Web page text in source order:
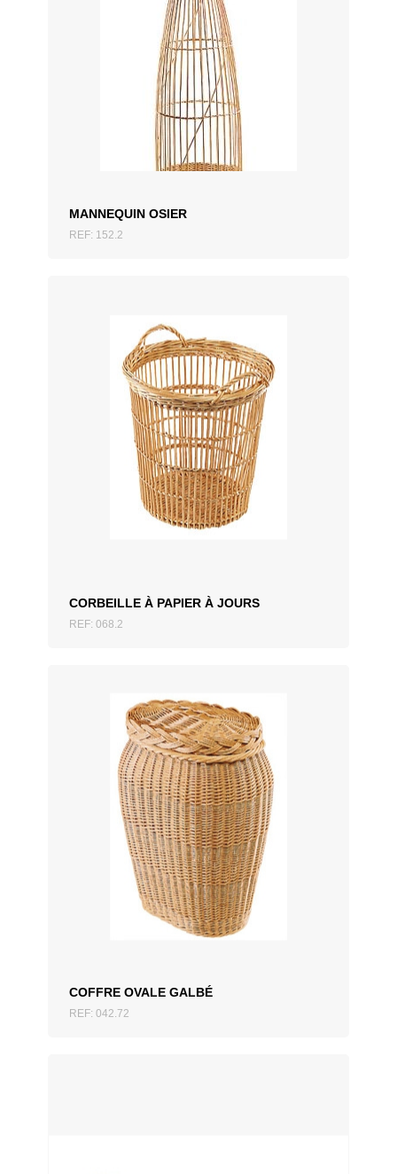
MANNEQUIN OSIER
REF: 152.2
AJOUTER AU DEVIS
CORBEILLE À PAPIER À JOURS
REF: 068.2
AJOUTER AU DEVIS
COFFRE OVALE GALBÉ
REF: 042.72
AJOUTER AU DEVIS